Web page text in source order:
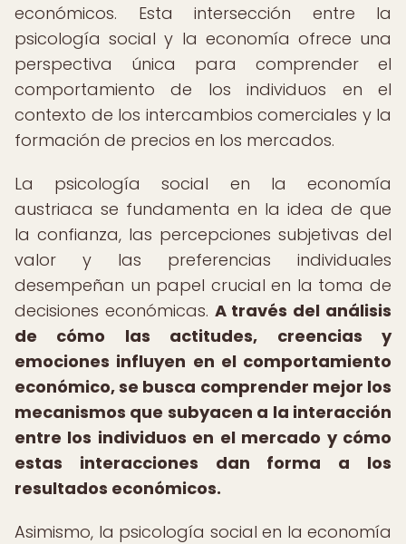
económicos. Esta intersección entre la
psicología social y la economía ofrece una
perspectiva única para comprender el
comportamiento de los individuos en el
contexto de los intercambios comerciales y la
formación de precios en los mercados.
La psicología social en la economía
austriaca se fundamenta en la idea de que
la confianza, las percepciones subjetivas del
valor y las preferencias individuales
desempeñan un papel crucial en la toma de
decisiones económicas. A través del análisis
de cómo las actitudes, creencias y
emociones influyen en el comportamiento
económico, se busca comprender mejor los
mecanismos que subyacen a la interacción
entre los individuos en el mercado y cómo
estas interacciones dan forma a los
resultados económicos.
Asimismo, la psicología social en la economía